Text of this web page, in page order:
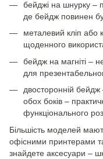
бейджі на шнурку –
де бейдж повинен
металевий кліп або
щоденного
бейдж на магніті –
для
двосторонній
обох боків –
функціонального
Більшість моделей
офісними принтерами
знайдете аксесуари –